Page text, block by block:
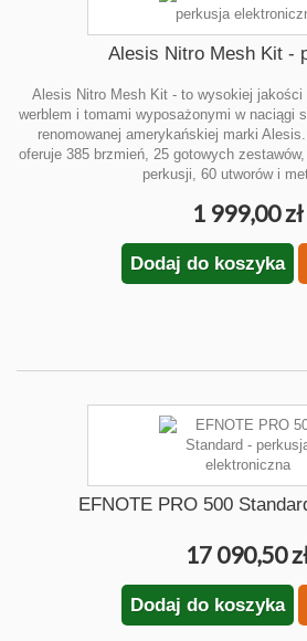
Alesis Nitro Mesh Kit -
Alesis Nitro Mesh Kit - to wysokiej jakości
werblem i tomami wyposażonymi w naciągi
renomowanej amerykańskiej marki
oferuje 385 brzmień, 25 gotowych
perkusji, 60 utworów i
1 999,00 zł
Dodaj do koszyka
EFNOTE PRO 500
17 090,50
Dodaj do koszyka